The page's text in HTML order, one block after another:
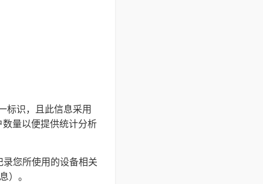
标识，且此信息采用
量以便提供统计分析
您所使用的设备相关
）。